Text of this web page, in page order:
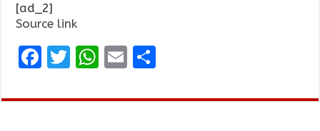
[ad_2]
Source link
F
ce
T
it
W
at
E
ai ar